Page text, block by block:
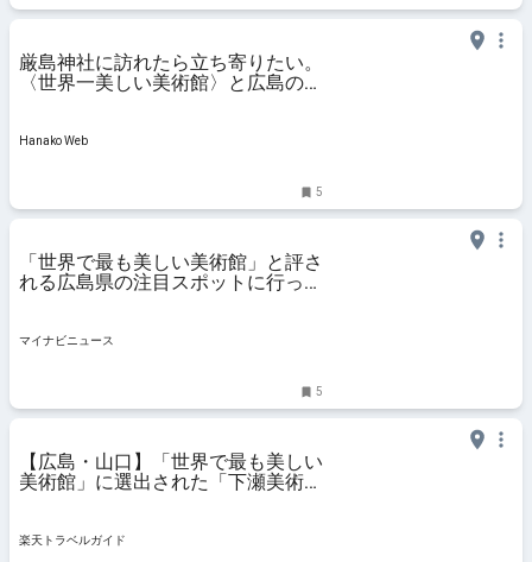
厳島神社に訪れたら立ち寄りたい。
〈世界一美しい美術館〉と広島の美
Hanako Web
5
「世界で最も美しい美術館」と評さ
れる広島県の注目スポットに行って
マイナビニュース
5
【広島・山口】「世界で最も美しい
美術館」に選出された「下瀬美術
楽天トラベルガイド